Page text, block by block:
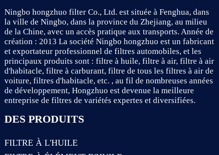
Ningbo hongzhuo filter Co., Ltd. est située à Fenghua, dans
la ville de Ningbo, dans la province du Zhejiang, au milieu
de la Chine, avec un accès pratique aux transports. Année de
création : 2013 La société Ningbo hongzhuo est un fabricant
et exportateur professionnel de filtres automobiles, et les
principaux produits sont : filtre à huile, filtre à air, filtre à air
d'habitacle, filtre à carburant, filtre de tous les filtres à air de
voiture, filtres d'habitacle, etc. , au fil de nombreuses années
de développement, Hongzhuo est devenue la meilleure
entreprise de filtres de variétés expertes et diversifiées.
DES PRODUITS
FILTRE À L'HUILE